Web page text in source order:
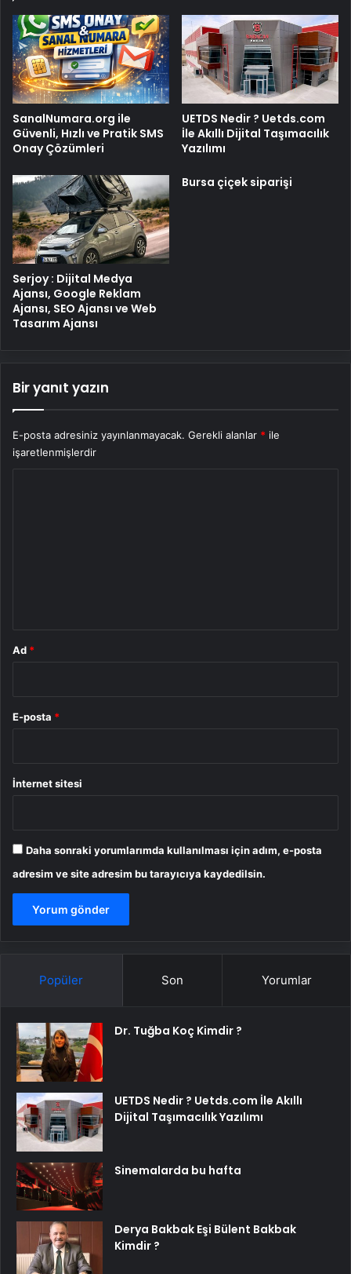
SanalNumara.org ile
Güvenli, Hızlı ve Pratik SMS
Onay Çözümleri
UETDS Nedir ? Uetds.com
İle Akıllı Dijital Taşımacılık
Yazılımı
Serjoy : Dijital Medya
Ajansı, Google Reklam
Ajansı, SEO Ajansı ve Web
Tasarım Ajansı
Bursa çiçek siparişi
Bir yanıt yazın
E-posta adresiniz yayınlanmayacak. Gerekli alanlar * ile
işaretlenmişlerdir
Ad *
E-posta *
İnternet sitesi
Daha sonraki yorumlarımda kullanılması için adım, e-posta
adresim ve site adresim bu tarayıcıya kaydedilsin.
Popüler Son Yorumlar
Dr. Tuğba Koç Kimdir ?
UETDS Nedir ? Uetds.com İle Akıllı
Dijital Taşımacılık Yazılımı
Sinemalarda bu hafta
Derya Bakbak Eşi Bülent Bakbak
Kimdir ?